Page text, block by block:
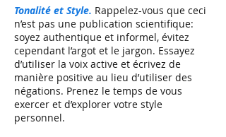
Tonalité et Style. Rappelez-vous que ceci
n’est pas une publication scientifique:
soyez authentique et informel, évitez
cependant l’argot et le jargon. Essayez
d’utiliser la voix active et écrivez de
manière positive au lieu d’utiliser des
négations. Prenez le temps de vous
exercer et d’explorer votre style
personnel.